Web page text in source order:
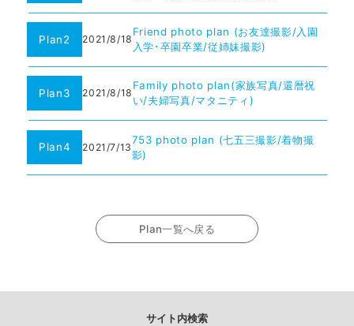
Plan2 2021/8/18
Friend photo plan (お友達撮影/入園
入学･卒園卒業/従姉妹撮影)
Plan3 2021/8/18
Family photo plan(家族写真/還暦祝
い/夫婦写真/マタニティ)
Plan4 2021/7/13
753 photo plan (七五三撮影/着物撮
影)
Plan一覧へ戻る
サイト内検索